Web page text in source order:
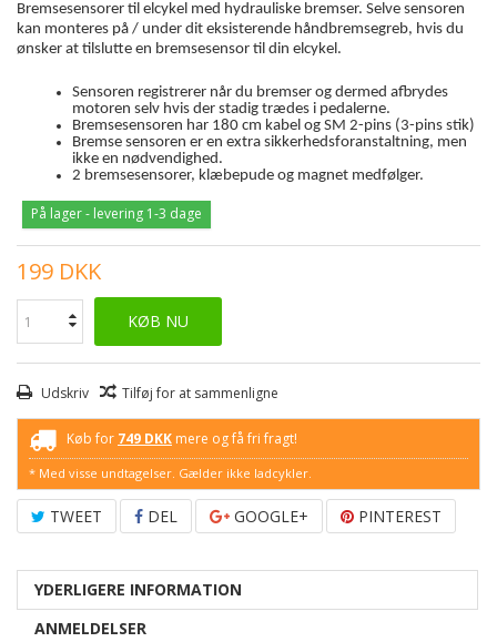
Bremsesensorer til elcykel med hydrauliske bremser. Selve sensoren
kan monteres på / under dit eksisterende håndbremsegreb, hvis du
ønsker at tilslutte en bremsesensor til din elcykel.
Sensoren registrerer når du bremser og dermed afbrydes
motoren selv hvis der stadig trædes i pedalerne.
Bremsesensoren har 180 cm kabel og SM 2-pins (3-pins stik)
Bremse sensoren er en extra sikkerhedsforanstaltning, men
ikke en nødvendighed.
2 bremsesensorer, klæbepude og magnet medfølger.
På lager - levering 1-3 dage
199 DKK
KØB NU
Udskriv Tilføj for at sammenligne
Køb for 749 DKK mere og få fri fragt!
* Med visse undtagelser. Gælder ikke ladcykler.
TWEET DEL GOOGLE+ PINTEREST
YDERLIGERE INFORMATION
ANMELDELSER